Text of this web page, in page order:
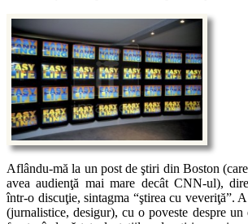
Aflându-mă la un post de ştiri din Boston
avea audienţă mai mare decât CNN-ul),
într-o discuţie, sintagma “ştirea cu veveriţă”.
(jurnalistice, desigur), cu o poveste despre